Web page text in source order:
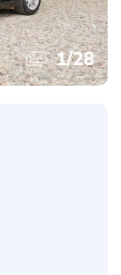
1/28